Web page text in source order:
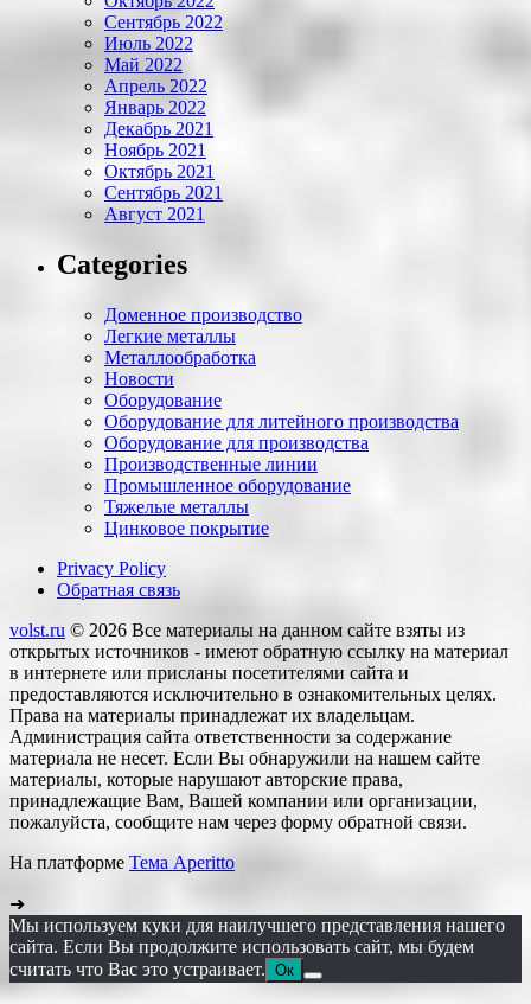
Сентябрь 2022
Июль 2022
Май 2022
Апрель 2022
Январь 2022
Декабрь 2021
Ноябрь 2021
Октябрь 2021
Сентябрь 2021
Август 2021
Categories
Доменное производство
Легкие металлы
Металлообработка
Новости
Оборудование
Оборудование для литейного производства
Оборудование для производства
Производственные линии
Промышленное оборудование
Тяжелые металлы
Цинковое покрытие
Privacy Policy
Обратная связь
volst.ru © 2026 Все материалы на данном сайте взяты из
открытых источников - имеют обратную ссылку на материал
в интернете или присланы посетителями сайта и
предоставляются исключительно в ознакомительных целях.
Права на материалы принадлежат их владельцам.
Администрация сайта ответственности за содержание
материала не несет. Если Вы обнаружили на нашем сайте
материалы, которые нарушают авторские права,
принадлежащие Вам, Вашей компании или организации,
пожалуйста, сообщите нам через форму обратной связи.
На платформе Тема Aperitto
➜
Мы используем куки для наилучшего представления нашего
сайта. Если Вы продолжите использовать сайт, мы будем
считать что Вас это устраивает. Ок